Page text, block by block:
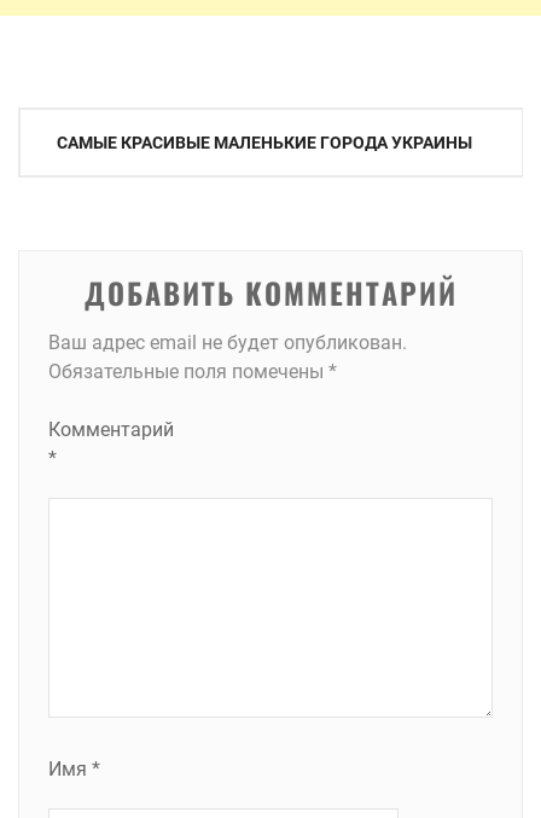
Навигация
САМЫЕ КРАСИВЫЕ МАЛЕНЬКИЕ ГОРОДА УКРАИНЫ
ДОБАВИТЬ КОММЕНТАРИЙ
Ваш адрес email не будет опубликован.
Обязательные поля помечены *
Комментарий
*
Имя *